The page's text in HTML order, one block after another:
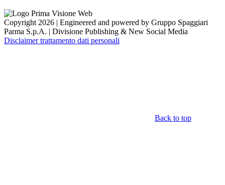
Copyright 2026 | Engineered and powered by Gruppo Spaggiari
Parma S.p.A. | Divisione Publishing & New Social Media
Disclaimer trattamento dati personali
Back to top